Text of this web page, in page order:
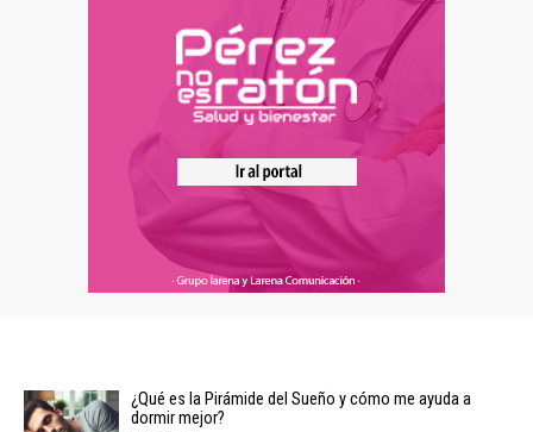
¿Qué es la Pirámide del Sueño y cómo me ayuda a
dormir mejor?